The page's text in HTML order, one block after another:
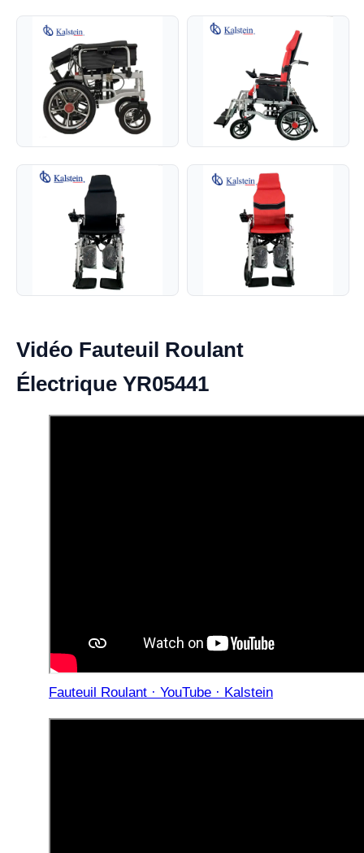
Vidéo Fauteuil Roulant
Électrique YR05441
Fauteuil Roulant · YouTube · Kalstein